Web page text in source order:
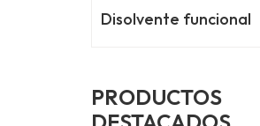
Disolvente funcional
PRODUCTOS